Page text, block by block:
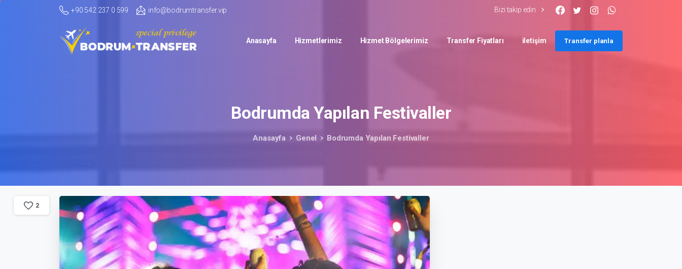
+90 542 237 0 599 info@bodrumtransfer.vip Bizi takip edin
Anasayfa Hizmetlerimiz Hizmet Bölgelerimiz Transfer Fiyatları iletişim Transfer planla
Bodrumda Yapılan Festivaller
Anasayfa Genel Bodrumda Yapılan Festivaller
2